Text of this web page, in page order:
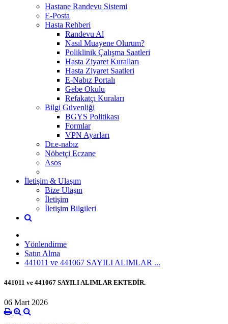
Hastane Randevu Sistemi
E-Posta
Hasta Rehberi
Randevu Al
Nasıl Muayene Olurum?
Poliklinik Çalışma Saatleri
Hasta Ziyaret Kuralları
Hasta Ziyaret Saatleri
E-Nabız Portalı
Gebe Okulu
Refakatçı Kuraları
Bilgi Güvenliği
BGYS Politikası
Formlar
VPN Ayarları
Dr.e-nabız
Nöbetçi Eczane
Asos
İletişim & Ulaşım
Bize Ulaşın
İletişim
İletişim Bilgileri
Yönlendirme
Satın Alma
441011 ve 441067 SAYILI ALIMLAR ...
441011 ve 441067 SAYILI ALIMLAR EKTEDİR.
06 Mart 2026